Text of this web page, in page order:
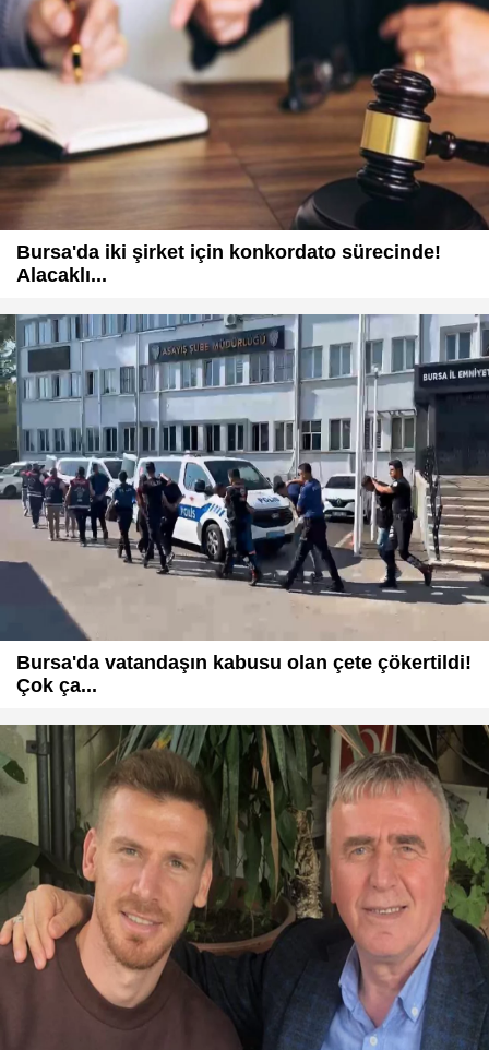
Bursa'da iki şirket için konkordato sürecinde!
Alacaklı...
Bursa'da vatandaşın kabusu olan çete çökertildi!
Çok ça...